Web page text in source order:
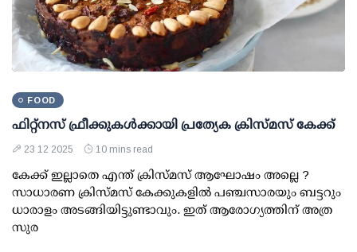
FOOD
ഫിറ്റ്‌നസ് ഫ്രീക്കുകള്‍ക്കായി പ്രത്യേക ക്രിസ്മസ് കേക്ക്
23 12 2025 10 mins read
കേക്ക് ഇല്ലാതെ എന്ത് ക്രിസ്മസ് ആഘോഷം അല്ലെ ?
സാധാരണ ക്രിസ്മസ് കേക്കുകളില്‍ പഞ്ചസാരയും ബട്ടറും
ധാരാളം അടങ്ങിയിട്ടുണ്ടാവും. ഇത് ആരോഗ്യത്തിന് അത്ര
സുര